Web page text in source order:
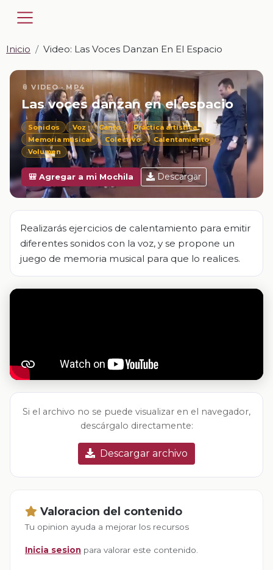
Inicio Video: Las Voces Danzan En El Espacio
📎 VIDEO · MP4
Las voces danzan en el espacio
Sonidos Voz Canto
Práctica artística
Memoria musical
Colectivo
Calentamiento
Volumen
🎒 Agregar a mi Mochila Descargar
Realizarás ejercicios de calentamiento para emitir
diferentes sonidos con la voz, y se propone un
juego de memoria musical para que lo realices.
Si el archivo no se puede visualizar en el navegador,
descárgalo directamente:
Descargar archivo
Valoracion del contenido
Tu opinion ayuda a mejorar los recursos
Inicia sesion para valorar este contenido.